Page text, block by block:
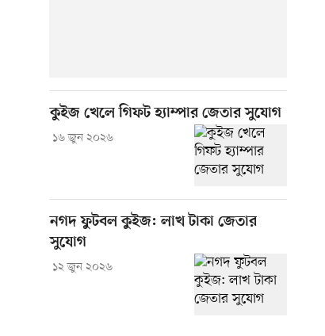
কুইজ খেলে গিফট হ্যাম্পার জেতার সুযোগ
১৬ জুন ২০২৬
নগদ ফুটবল কুইজ: লাখ টাকা জেতার
সুযোগ
১২ জুন ২০২৬